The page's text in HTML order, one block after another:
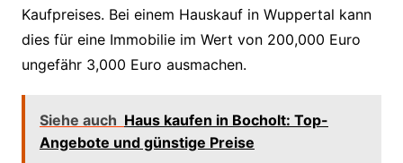
Kaufpreises. Bei einem Hauskauf in Wuppertal kann
dies für eine Immobilie im Wert von 200,000 Euro
ungefähr 3,000 Euro ausmachen.
Siehe auch Haus kaufen in Bocholt: Top-
Angebote und günstige Preise